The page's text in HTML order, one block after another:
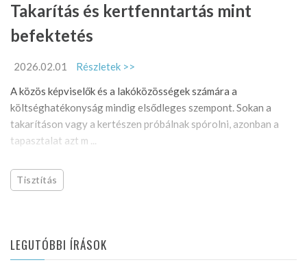
Takarítás és kertfenntartás mint
befektetés
2026.02.01
Részletek >>
A közös képviselők és a lakóközösségek számára a
költséghatékonyság mindig elsődleges szempont. Sokan a
takarításon vagy a kertészen próbálnak spórolni, azonban a
tapasztalat azt m ...
Tisztítás
LEGUTÓBBI ÍRÁSOK